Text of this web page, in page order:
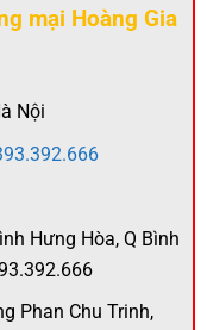
mại Hoàng Gia
Nội
Hưng Hòa, Q Bình
Phan Chu Trinh,